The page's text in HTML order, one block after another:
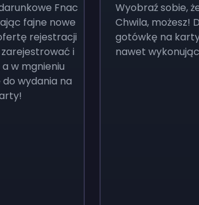
Fnac
fajne nowe
rejestracji
i
w mgnieniu
wydania na
Wyobraź sobie,
Chwila, możesz!
gotówkę na
nawet